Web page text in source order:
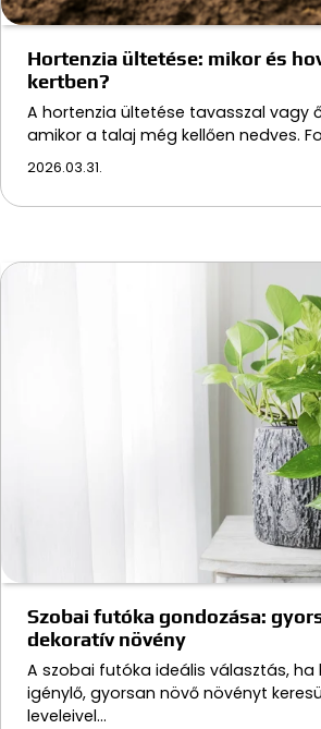
Hortenzia ültetése: mikor és
kertben?
A hortenzia ültetése tavasszal vagy
amikor a talaj még kellően nedves.
2026.03.31.
Szobai futóka gondozása:
dekoratív növény
A szobai futóka ideális választás,
igénylő, gyorsan növő növényt
leveleivel…